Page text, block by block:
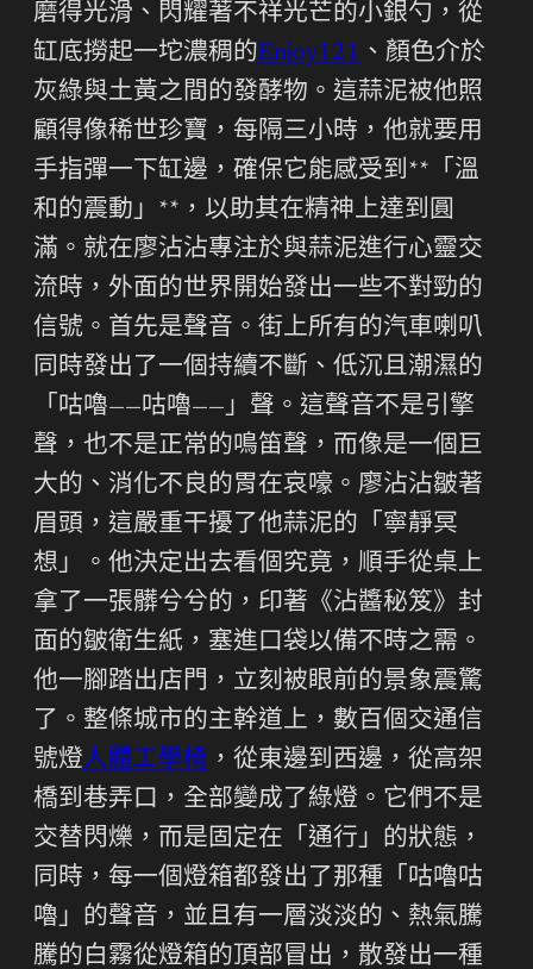
磨得光滑、閃耀著不祥光芒的小銀勺，從
缸底撈起一坨濃稠的Enjoy121 、顏色介於
灰綠與土黃之間的發酵物。這蒜泥被他照
顧得像稀世珍寶，每隔三小時，他就要用
手指彈一下缸邊，確保它能感受到**「溫
和的震動」**，以助其在精神上達到圓
滿。就在廖沾沾專注於與蒜泥進行心靈交
流時，外面的世界開始發出一些不對勁的
信號。首先是聲音。街上所有的汽車喇叭
同時發出了一個持續不斷、低沉且潮濕的
「咕嚕——咕嚕——」聲。這聲音不是引擎
聲，也不是正常的鳴笛聲，而像是一個巨
大的、消化不良的胃在哀嚎。廖沾沾皺著
眉頭，這嚴重干擾了他蒜泥的「寧靜冥
想」。他決定出去看個究竟，順手從桌上
拿了一張髒兮兮的，印著《沾醬秘笈》封
面的皺衛生紙，塞進口袋以備不時之需。
他一腳踏出店門，立刻被眼前的景象震驚
了。整條城市的主幹道上，數百個交通信
號燈人體工學椅 ，從東邊到西邊，從高架
橋到巷弄口，全部變成了綠燈。它們不是
交替閃爍，而是固定在「通行」的狀態，
同時，每一個燈箱都發出了那種「咕嚕咕
嚕」的聲音，並且有一層淡淡的、熱氣騰
騰的白霧從燈箱的頂部冒出，散發出一種